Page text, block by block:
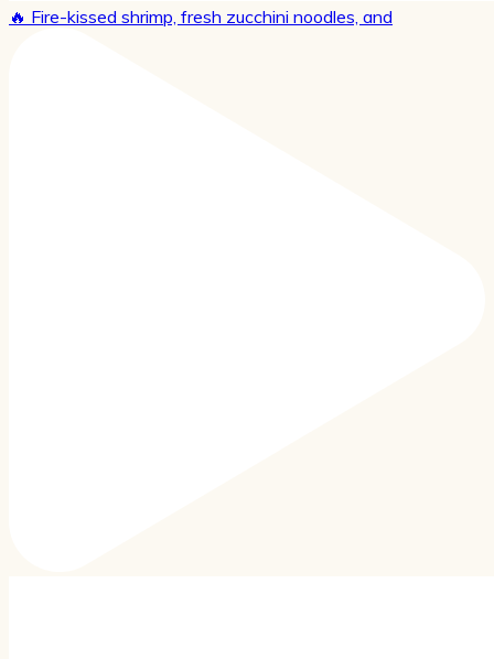
🔥 Fire-kissed shrimp, fresh zucchini noodles, and